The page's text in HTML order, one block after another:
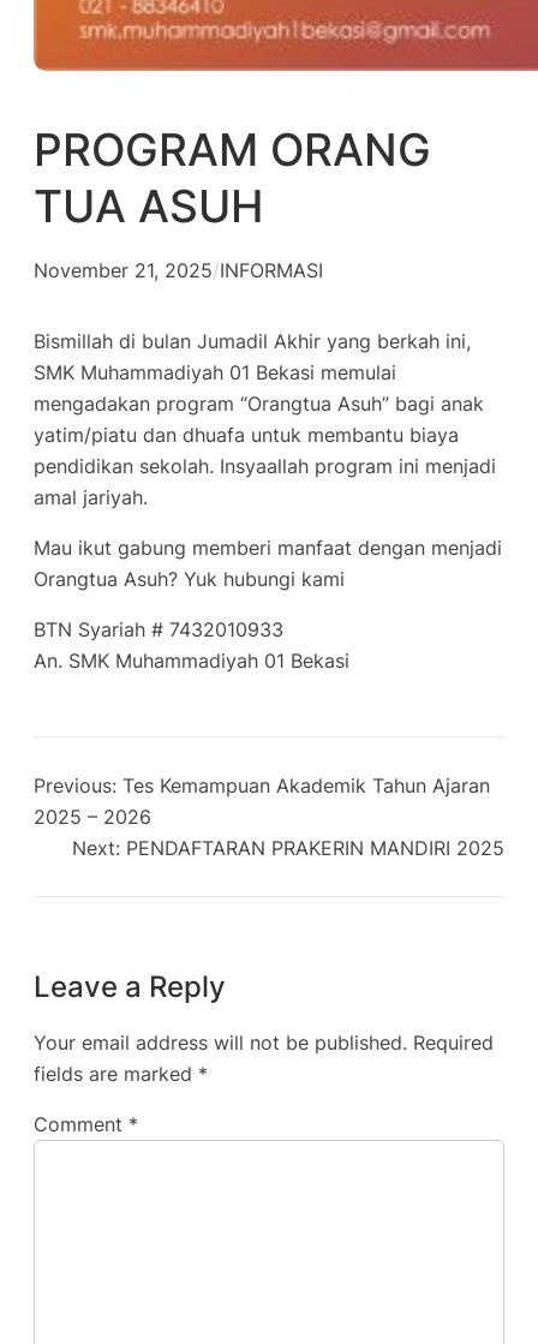
PROGRAM ORANG
TUA ASUH
November 21, 2025/INFORMASI
Bismillah di bulan Jumadil Akhir yang berkah ini,
SMK Muhammadiyah 01 Bekasi memulai
mengadakan program “Orangtua Asuh” bagi anak
yatim/piatu dan dhuafa untuk membantu biaya
pendidikan sekolah. Insyaallah program ini menjadi
amal jariyah.
Mau ikut gabung memberi manfaat dengan menjadi
Orangtua Asuh? Yuk hubungi kami
BTN Syariah # 7432010933
An. SMK Muhammadiyah 01 Bekasi
Previous: Tes Kemampuan Akademik Tahun Ajaran
2025 – 2026
Next: PENDAFTARAN PRAKERIN MANDIRI 2025
Leave a Reply
Your email address will not be published. Required
fields are marked *
Comment *